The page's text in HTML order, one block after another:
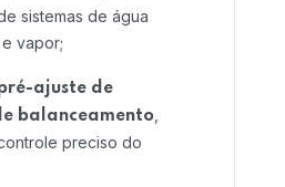
sistemas de água
vapor;
ajuste de
balanceamento
preciso do